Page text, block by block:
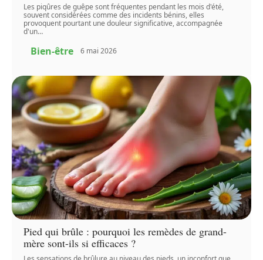
Les piqûres de guêpe sont fréquentes pendant les mois d'été,
souvent considérées comme des incidents bénins, elles
provoquent pourtant une douleur significative, accompagnée
d'un…
Bien-être 6 mai 2026
Pied qui brûle : pourquoi les remèdes de grand-
mère sont-ils si efficaces ?